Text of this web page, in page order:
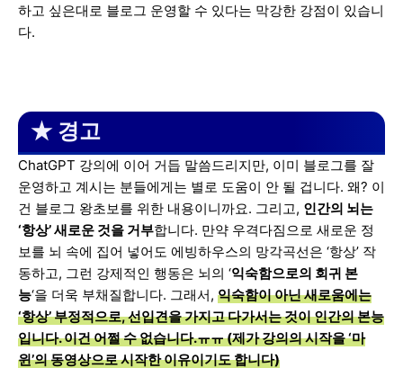
하고 싶은대로 블로그 운영할 수 있다는 막강한 강점이 있습니
다.
★ 경고
ChatGPT 강의에 이어 거듭 말씀드리지만, 이미 블로그를 잘
운영하고 계시는 분들에게는 별로 도움이 안 될 겁니다. 왜? 이
건 블로그 왕초보를 위한 내용이니까요. 그리고, 인간의 뇌는
‘항상’ 새로운 것을 거부합니다. 만약 우격다짐으로 새로운 정
보를 뇌 속에 집어 넣어도 에빙하우스의 망각곡선은 ‘항상’ 작
동하고, 그런 강제적인 행동은 뇌의 ‘익숙함으로의 회귀 본
능‘을 더욱 부채질합니다. 그래서, 익숙함이 아닌 새로움에는
‘항상’ 부정적으로, 선입견을 가지고 다가서는 것이 인간의 본능
입니다. 이건 어쩔 수 없습니다.ㅠㅠ (제가 강의의 시작을 ‘마
윈’의 동영상으로 시작한 이유이기도 합니다)